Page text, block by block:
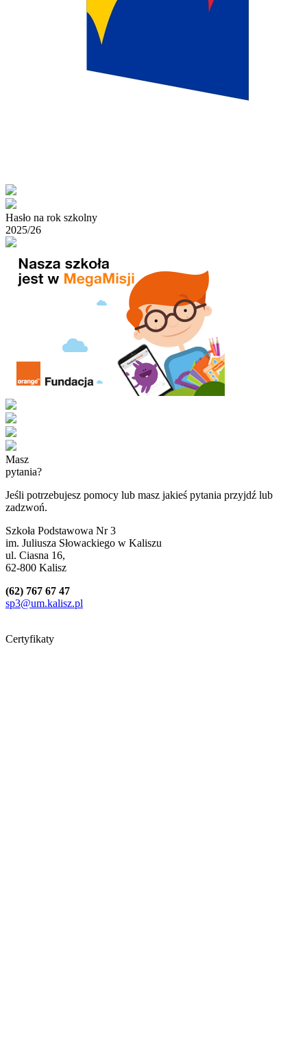
Hasło na rok szkolny
2025/26
Masz
pytania?
Jeśli potrzebujesz pomocy lub masz jakieś pytania przyjdź lub
zadzwoń.
Szkoła Podstawowa Nr 3
im. Juliusza Słowackiego w Kaliszu
ul. Ciasna 16,
62-800 Kalisz
(62) 767 67 47
sp3@um.kalisz.pl
Certyfikaty